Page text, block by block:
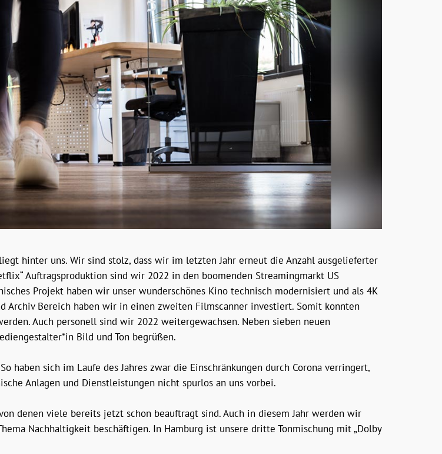
hinter uns. Wir sind stolz, dass wir im letzten Jahr erneut die Anzahl ausgelieferter
Auftragsproduktion sind wir 2022 in den boomenden Streamingmarkt US
Projekt haben wir unser wunderschönes Kino technisch modernisiert und als 4K
Archiv Bereich haben wir in einen zweiten Filmscanner investiert. Somit konnten
Auch personell sind wir 2022 weitergewachsen. Neben sieben neuen
Bild und Ton begrüßen.
haben sich im Laufe des Jahres zwar die Einschränkungen durch Corona verringert,
Anlagen und Dienstleistungen nicht spurlos an uns vorbei.
denen viele bereits jetzt schon beauftragt sind. Auch in diesem Jahr werden wir
Nachhaltigkeit beschäftigen. In Hamburg ist unsere dritte Tonmischung mit „Dolby